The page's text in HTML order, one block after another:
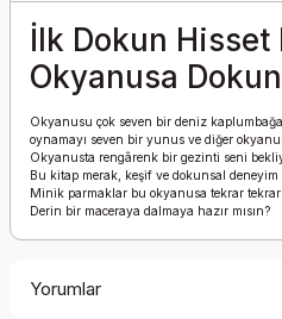
İlk Dokun Hisset
Okyanusa Dokun
Okyanusu çok seven bir deniz
oynamayı seven bir yunus ve diğer
Okyanusta rengârenk bir gezinti seni
Bu kitap merak, keşif ve dokunsal deneyim
Minik parmaklar bu okyanusa tekrar tekrar
Derin bir maceraya dalmaya hazır mısın?
Yorumlar